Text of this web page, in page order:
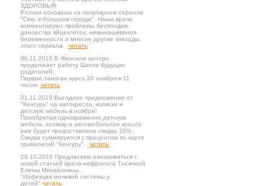
ЗДОРОВЬЯ!
Ролики основаны на популярном сериале
"Секс в большом городе". Наши врачи
комментируют проблемы бесплодия,
донорства яйцеклеток, невынашивания
беременности и многие другие эпизоды
этого сериала. читать
08.11.2010 В Женском центре
продолжает работу Школа будущих
родителей.
Первое занятие курса 28 ноября в 11
часов. читать
01.11.2010 Выгодное предложение от
"Кенгуру" на автокресла, коляски и
детскую мебель в ноябре!
Приобретая одновременно детскую
мебель, коляску и автомобильное кресло
вам будет предоставлена скидка 10%.
Скидка суммируется с процентом по карте
привилегий "Кенгуру". читать
28.10.2010 Предлагаем ознакомиться с
новой статьей врача-нефролога Тысячной
Елены Михайловны.
"Инфекция мочевой системы у
детей" читать